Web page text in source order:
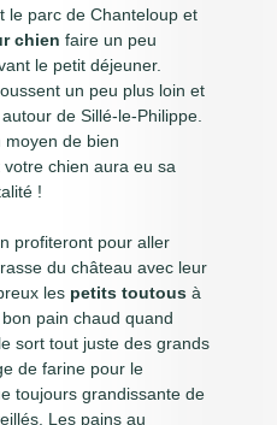
le parc de Chanteloup et
chien faire un peu
le petit déjeuner.
un peu plus loin et
de Sillé-le-Philippe.
moyen de bien
chien aura eu sa
!
profiteront pour aller
du château avec leur
les petits toutous à
pain chaud quand
sort tout juste des grands
de farine pour le
toujours grandissante de
Les pains au